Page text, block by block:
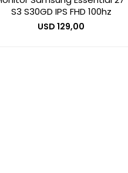
S3 S30GD IPS FHD 100hz
USD 129,00